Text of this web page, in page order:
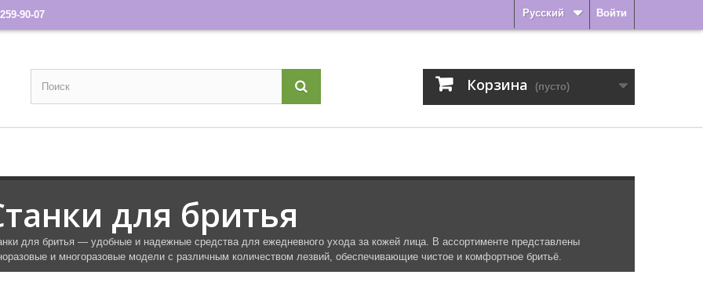
Войти
Русский
90-07
Корзина (пусто)
для бритья
для бритья — удобные и надежные средства для ежедневного ухода за кожей лица. В ассортименте представлены
и многоразовые модели с различным количеством лезвий, обеспечивающие чистое и комфортное бритьё.